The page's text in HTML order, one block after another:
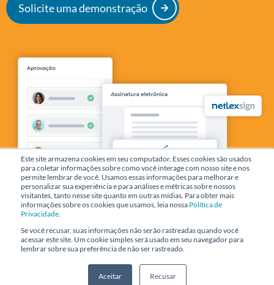
Este site armazena cookies em seu computador. Esses cookies são usados
para coletar informações sobre como você interage com nosso site e nos
permite lembrar de você. Usamos essas informações para melhorar e
personalizar sua experiência e para análises e métricas sobre nossos
visitantes, tanto nesse site quanto em outras mídias. Para obter mais
informações sobre os cookies que usamos, leia nossa Política de
Privacidade.
Se você recusar, suas informações não serão rastreadas quando você
acessar este site. Um cookie simples será usado em seu navegador para
lembrar sobre sua preferência de não ser rastreado.
Aceitar Recusar
Solicite uma demonstração